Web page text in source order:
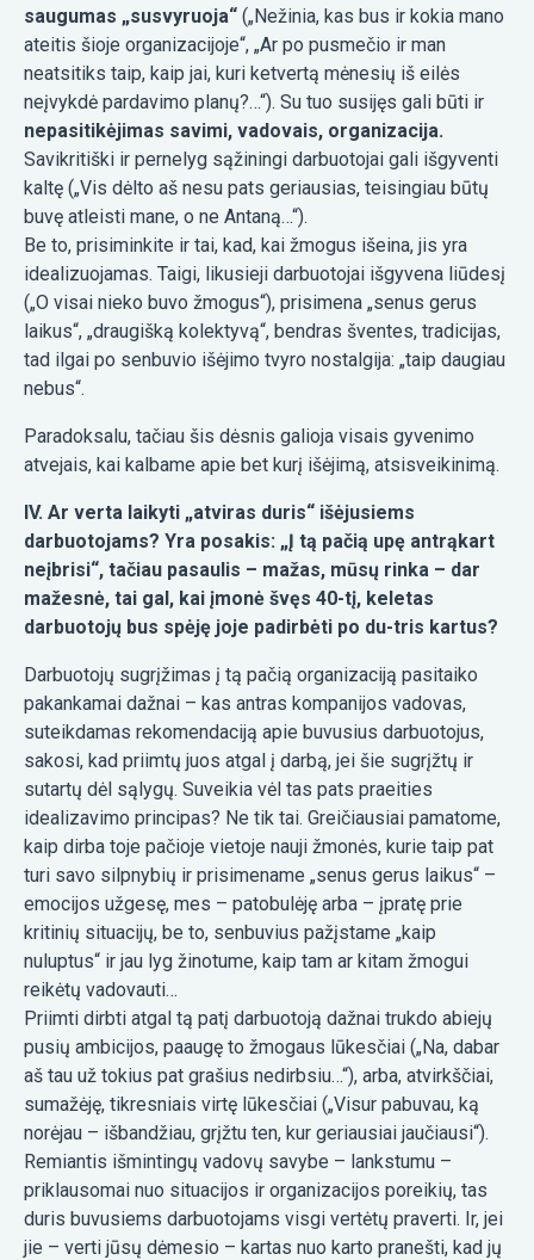
saugumas „susvyruoja“ („Nežinia, kas bus ir kokia mano
ateitis šioje organizacijoje“, „Ar po pusmečio ir man
neatsitiks taip, kaip jai, kuri ketvertą mėnesių iš eilės
neįvykdė pardavimo planų?…“). Su tuo susijęs gali būti ir
nepasitikėjimas savimi, vadovais, organizacija.
Savikritiški ir pernelyg sąžiningi darbuotojai gali išgyventi
kaltę („Vis dėlto aš nesu pats geriausias, teisingiau būtų
buvę atleisti mane, o ne Antaną…“).
Be to, prisiminkite ir tai, kad, kai žmogus išeina, jis yra
idealizuojamas. Taigi, likusieji darbuotojai išgyvena liūdesį
(„O visai nieko buvo žmogus“), prisimena „senus gerus
laikus“, „draugišką kolektyvą“, bendras šventes, tradicijas,
tad ilgai po senbuvio išėjimo tvyro nostalgija: „taip daugiau
nebus“.
Paradoksalu, tačiau šis dėsnis galioja visais gyvenimo
atvejais, kai kalbame apie bet kurį išėjimą, atsisveikinimą.
IV. Ar verta laikyti „atviras duris“ išėjusiems
darbuotojams? Yra posakis: „Į tą pačią upę antrąkart
neįbrisi“, tačiau pasaulis – mažas, mūsų rinka – dar
mažesnė, tai gal, kai įmonė švęs 40-tį, keletas
darbuotojų bus spėję joje padirbėti po du-tris kartus?
Darbuotojų sugrįžimas į tą pačią organizaciją pasitaiko
pakankamai dažnai – kas antras kompanijos vadovas,
suteikdamas rekomendaciją apie buvusius darbuotojus,
sakosi, kad priimtų juos atgal į darbą, jei šie sugrįžtų ir
sutartų dėl sąlygų. Suveikia vėl tas pats praeities
idealizavimo principas? Ne tik tai. Greičiausiai pamatome,
kaip dirba toje pačioje vietoje nauji žmonės, kurie taip pat
turi savo silpnybių ir prisimename „senus gerus laikus“ –
emocijos užgesę, mes – patobulėję arba – įpratę prie
kritinių situacijų, be to, senbuvius pažįstame „kaip
nuluptus“ ir jau lyg žinotume, kaip tam ar kitam žmogui
reikėtų vadovauti…
Priimti dirbti atgal tą patį darbuotoją dažnai trukdo abiejų
pusių ambicijos, paaugę to žmogaus lūkesčiai („Na, dabar
aš tau už tokius pat grašius nedirbsiu…“), arba, atvirkščiai,
sumažėję, tikresniais virtę lūkesčiai („Visur pabuvau, ką
norėjau – išbandžiau, grįžtu ten, kur geriausiai jaučiausi“).
Remiantis išmintingų vadovų savybe – lankstumu –
priklausomai nuo situacijos ir organizacijos poreikių, tas
duris buvusiems darbuotojams visgi vertėtų praverti. Ir, jei
jie – verti jūsų dėmesio – kartas nuo karto pranešti, kad jų